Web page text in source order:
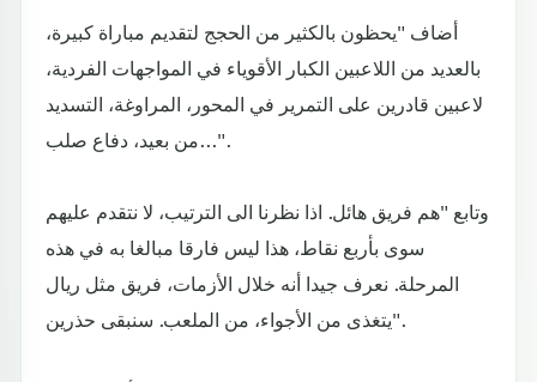
أضاف "يحظون بالكثير من الحجج لتقديم مباراة كبيرة،
بالعديد من اللاعبين الكبار الأقوياء في المواجهات الفردية،
لاعبين قادرين على التمرير في المحور، المراوغة، التسديد
من بعيد، دفاع صلب...".
وتابع "هم فريق هائل. اذا نظرنا الى الترتيب، لا نتقدم عليهم
سوى بأربع نقاط، هذا ليس فارقا مبالغا به في هذه
المرحلة. نعرف جيدا أنه خلال الأزمات، فريق مثل ريال
يتغذى من الأجواء، من الملعب. سنبقى حذرين".